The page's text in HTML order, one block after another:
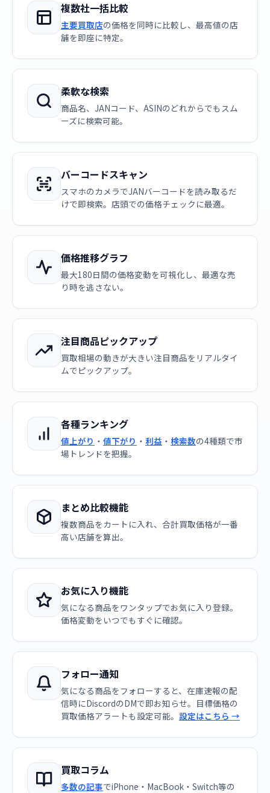
複数社一括比較
主要買取店の価格を同時に比較し、最高値の店
舗を即座に特定。
柔軟な検索
商品名、JANコード、ASINのどれからでもスム
ーズに検索可能。
バーコードスキャン
スマホのカメラでJANバーコードを読み取るだ
けで即検索。店頭での価格チェックに最適。
価格推移グラフ
最大180日間の価格変動を可視化し、最適な売
り時を逃さない。
注目商品ピックアップ
買取相場の動きが大きい注目商品をリアルタイ
ムでピックアップ。
各種ランキング
値上がり ・ 値下がり ・ 利益 ・ 検索数の4種類で市
場トレンドを把握。
まとめ比較機能
複数商品をカートに入れ、合計買取価格が一番
高い店舗を算出。
お気に入り機能
気になる商品をワンタップでお気に入り登録。
価格変動をいつでもすぐに確認。
フォロー通知
気になる商品をフォローすると、在庫速報の配
信時にDiscordのDMで即お知らせ。目標価格の
買取価格アラートも設定可能。 設定はこちら →
買取コラム
多数の記事でiPhone・MacBook・Switch等の